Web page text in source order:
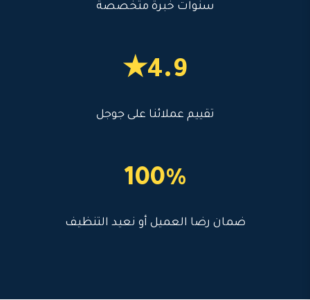
سنوات خبرة متخصصة
4.9★
تقييم عملائنا على جوجل
100%
ضمان رضا العميل أو نعيد التنظيف